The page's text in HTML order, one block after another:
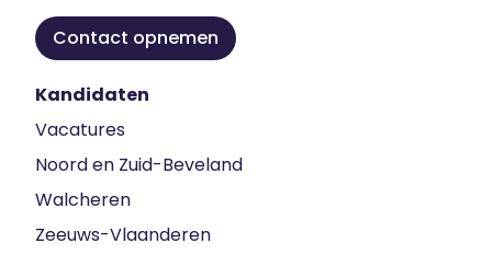
Contact opnemen
Kandidaten
Vacatures
Noord en Zuid-Beveland
Walcheren
Zeeuws-Vlaanderen